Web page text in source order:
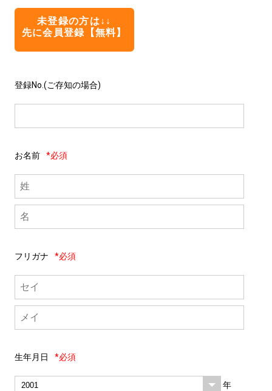
未登録の方は↓↓
先に会員登録【無料】
登録No.(ご存知の場合)
お名前 *必須
フリガナ *必須
生年月日 *必須
年